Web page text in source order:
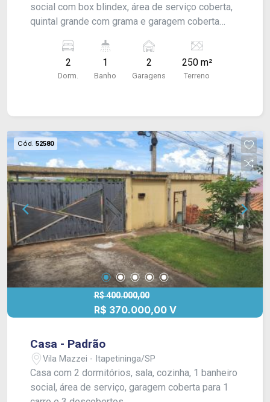
social com box blindex, área de serviço coberta,
quintal grande com grama e garagem coberta
2
Dorm.
1
Banho
2
Garagens
250 m²
Terreno
Cód. 52580
R$ 400.000,00
R$ 370.000,00 V
Casa - Padrão
Vila Mazzei - Itapetininga/SP
Casa com 2 dormitórios, sala, cozinha, 1 banheiro
social, área de serviço, garagem coberta para 1